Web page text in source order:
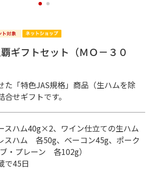
1 2
ギフトセット（ＭＯ－３０
た「特色JAS規格」商品（生ハムを除
せギフトです。
ハム40g×2、ワイン仕立ての生ハム
スハム 各50g、ベーコン45g、ポーク
・プレーン 各102g）
で45日